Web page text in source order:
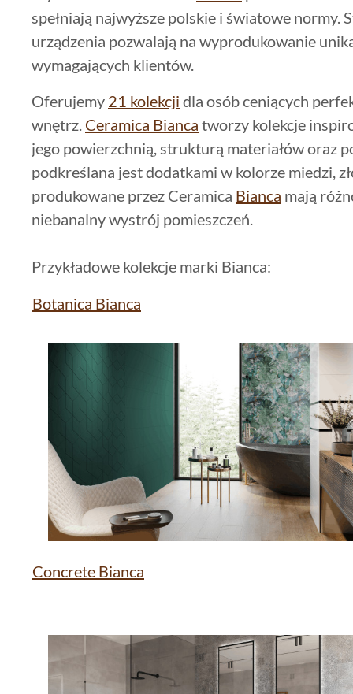
spełniają najwyższe polskie i światowe normy.
urządzenia pozwalają na wyprodukowanie
wymagających klientów.
Oferujemy 21 kolekcji dla osób ceniących
wnętrz. Ceramica Bianca tworzy kolekcje
jego powierzchnią, strukturą materiałów oraz
podkreślana jest dodatkami w kolorze miedzi,
produkowane przez Ceramica Bianca mają
niebanalny wystrój pomieszczeń.
Przykładowe kolekcje marki Bianca:
Botanica Bianca
Concrete Bianca